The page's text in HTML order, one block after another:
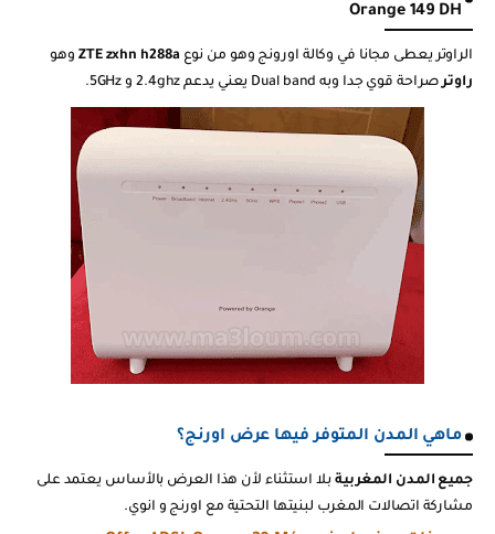
Orange 149 DH
الراوتر يعطى مجانا في وكالة اورونج وهو من نوع ZTE zxhn h288a وهو
راوترصراحة قوي جدا وبهDual band يعني يدعم ghz2.4 و 5GHz.
ماهي المدن المتوفر فيها عرض اورنج؟
جميع المدن المغربية بلا استثناء لأن هذا العرض بالأساس يعتمد على
مشاركة اتصالات المغرب لبنيتها التحتية مع اورنج و انوي.